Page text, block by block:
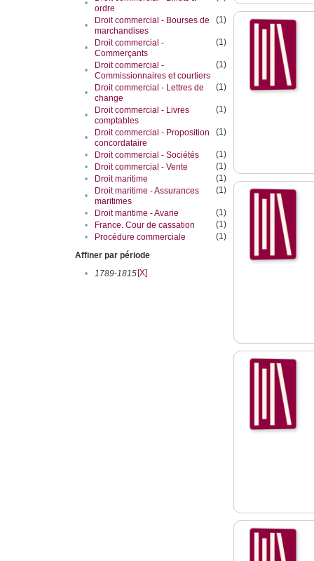
•
ordre
•
Droit commercial - Bourses de
marchandises
(1)
•
Droit commercial -
Commerçants
(1)
•
Droit commercial -
Commissionnaires et courtiers
(1)
•
Droit commercial - Lettres de
change
(1)
•
Droit commercial - Livres
comptables
(1)
•
Droit commercial - Proposition
concordataire
(1)
• Droit commercial - Sociétés
(1)
•
Droit commercial - Vente
(1)
•
Droit maritime
(1)
•
Droit maritime - Assurances
maritimes
(1)
• Droit maritime - Avarie
(1)
•
France. Cour de cassation
(1)
•
Procédure commerciale
(1)
Affiner par période
•
1789-1815[X]